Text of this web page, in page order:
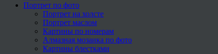
Портрет по фото
Портрет на холсте
Портрет маслом
Картины по номерам
Алмазная мозаика по фото
Картины блестками